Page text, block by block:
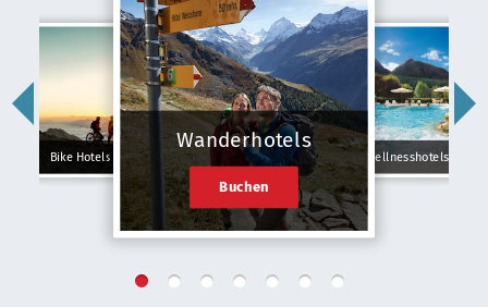
Bike Hotels
Wanderhotels
Buchen
Wellnesshotels